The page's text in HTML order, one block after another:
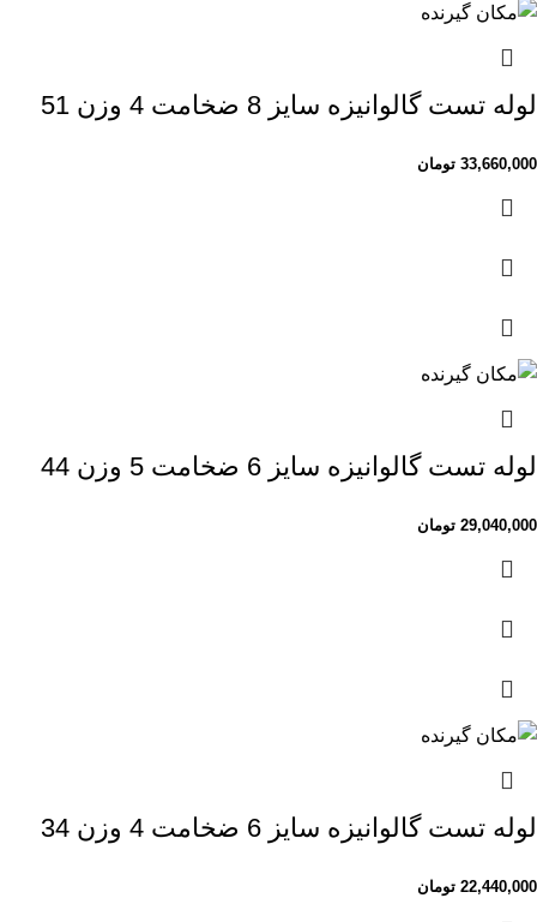
لوله تست گالوانیزه سایز 8 ضخامت 4 وزن 51
33,660,000 تومان
لوله تست گالوانیزه سایز 6 ضخامت 5 وزن 44
29,040,000 تومان
لوله تست گالوانیزه سایز 6 ضخامت 4 وزن 34
22,440,000 تومان